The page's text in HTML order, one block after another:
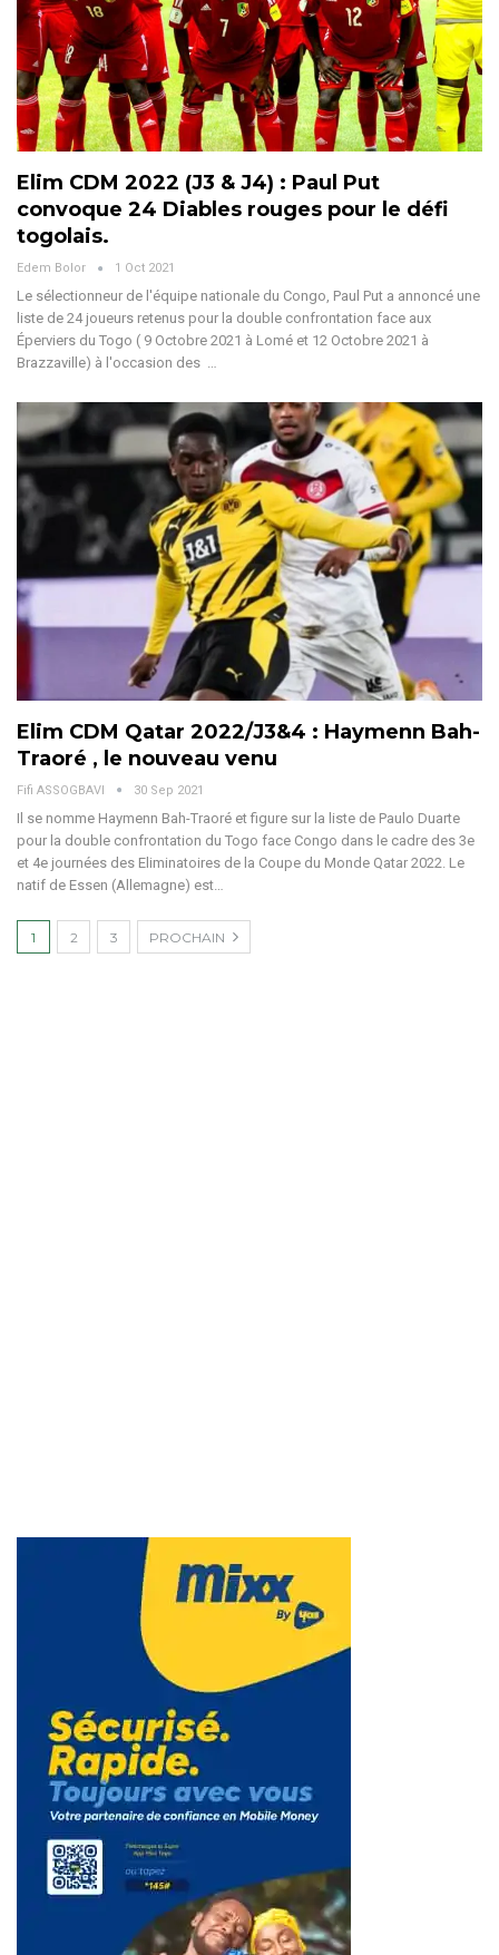
Elim CDM 2022 (J3 & J4) : Paul Put
convoque 24 Diables rouges pour le défi
togolais.
Edem Bolor 1 Oct 2021
Le sélectionneur de l'équipe nationale du Congo, Paul Put a annoncé une
liste de 24 joueurs retenus pour la double confrontation face aux
Éperviers du Togo ( 9 Octobre 2021 à Lomé et 12 Octobre 2021 à
Brazzaville) à l'occasion des …
Elim CDM Qatar 2022/J3&4 : Haymenn Bah-
Traoré , le nouveau venu
Fifi ASSOGBAVI 30 Sep 2021
Il se nomme Haymenn Bah-Traoré et figure sur la liste de Paulo Duarte
pour la double confrontation du Togo face Congo dans le cadre des 3e
et 4e journées des Eliminatoires de la Coupe du Monde Qatar 2022. Le
natif de Essen (Allemagne) est…
1 2 3 PROCHAIN